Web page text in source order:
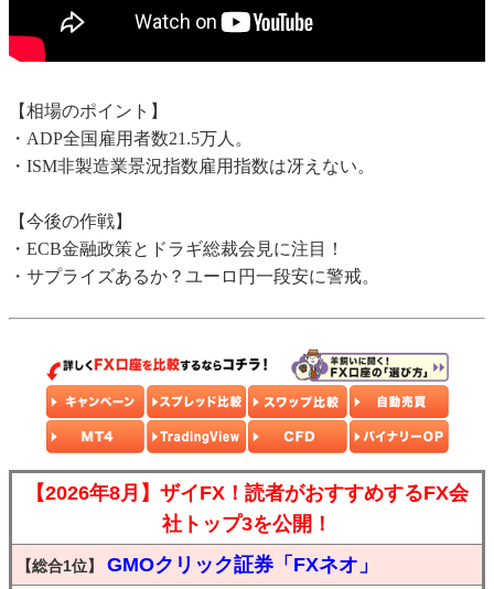
【相場のポイント】
・ADP全国雇用者数21.5万人。
・ISM非製造業景況指数雇用指数は冴えない。
【今後の作戦】
・ECB金融政策とドラギ総裁会見に注目！
・サプライズあるか？ユーロ円一段安に警戒。
【2026年8月】ザイFX！読者がおすすめするFX会
社トップ3を公開！
【総合1位】 GMOクリック証券「FXネオ」